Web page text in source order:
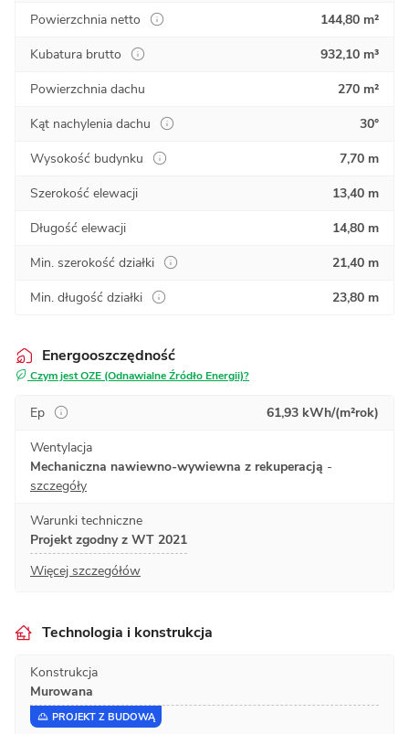
Powierzchnia netto
144,80 m²
Kubatura brutto
932,10 m³
Powierzchnia dachu
270 m²
Kąt nachylenia dachu
30°
Wysokość budynku
7,70 m
Szerokość elewacji
13,40 m
Długość elewacji
14,80 m
Min. szerokość działki
21,40 m
Min. długość działki
23,80 m
Energooszczędność
Czym jest OZE (Odnawialne Źródło Energii)?
Ep
61,93 kWh/(m²rok)
Wentylacja
Mechaniczna nawiewno-wywiewna z rekuperacją -
szczegóły
Warunki techniczne
Projekt zgodny z WT 2021
Więcej szczegółów
Technologia i konstrukcja
Konstrukcja
Murowana
PROJEKT Z BUDOWĄ